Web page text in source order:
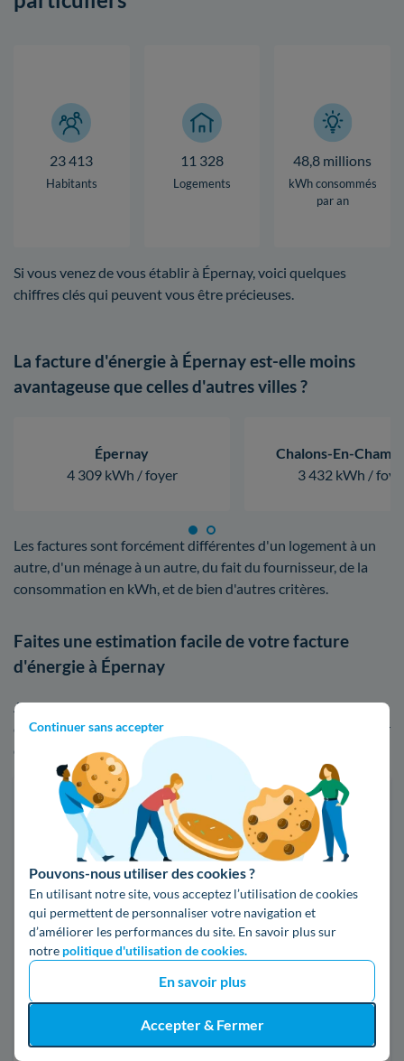
Continuer sans accepter
Pouvons-nous utiliser des cookies ?
En utilisant notre site, vous acceptez l’utilisation de cookies
qui permettent de personnaliser votre navigation et
d’améliorer les performances du site. En savoir plus sur
notre politique d'utilisation de cookies.
En savoir plus
Accepter & Fermer
23 413
Habitants
11 328
Logements
48,8 millions
kWh consommés
par an
Si vous venez de vous établir à Épernay, voici quelques
chiffres clés qui peuvent vous être précieuses.
La facture d'énergie à Épernay est-elle moins
avantageuse que celles d'autres villes ?
Épernay
4 309 kWh / foyer
Chalons-En-
3 432 kWh /
Les factures sont forcément différentes d'un logement à un
autre, d'un ménage à un autre, du fait du fournisseur, de la
consommation en kWh, et de bien d'autres critères.
Faites une estimation facile de votre facture
d'énergie à Épernay
Afin de visualiser les écarts de tarifs entre EDF et ses
concurrents, n'hésitez pas à faire usage de notre comparateur
d'offres d'électricité ou de gaz :
Faites des économies sur vos factures d'énergie
Je compare
Électricité Gaz naturel
Code postal
51200 (EPERNAY)
Pour mon